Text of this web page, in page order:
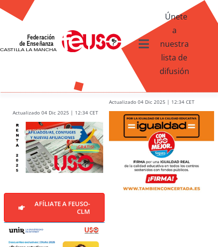
Skip
content
Toggle
Navigation
Contacto
Únete
a
nuestra
lista de
difusión
Actualizado 04 Dic 2025 | 12:34 CET
Actualizado 04 Dic 2025 | 12:34 CET
AFÍLIATE A FEUSO-
CLM